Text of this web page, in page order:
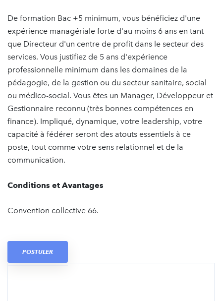
De formation Bac +5 minimum, vous bénéficiez d'une
expérience managériale forte d'au moins 6 ans en tant
que Directeur d'un centre de profit dans le secteur des
services. Vous justifiez de 5 ans d'expérience
professionnelle minimum dans les domaines de la
pédagogie, de la gestion ou du secteur sanitaire, social
ou médico-social. Vous êtes un Manager, Développeur et
Gestionnaire reconnu (très bonnes compétences en
finance). Impliqué, dynamique, votre leadership, votre
capacité à fédérer seront des atouts essentiels à ce
poste, tout comme votre sens relationnel et de la
communication.
Conditions et Avantages
Convention collective 66.
POSTULER